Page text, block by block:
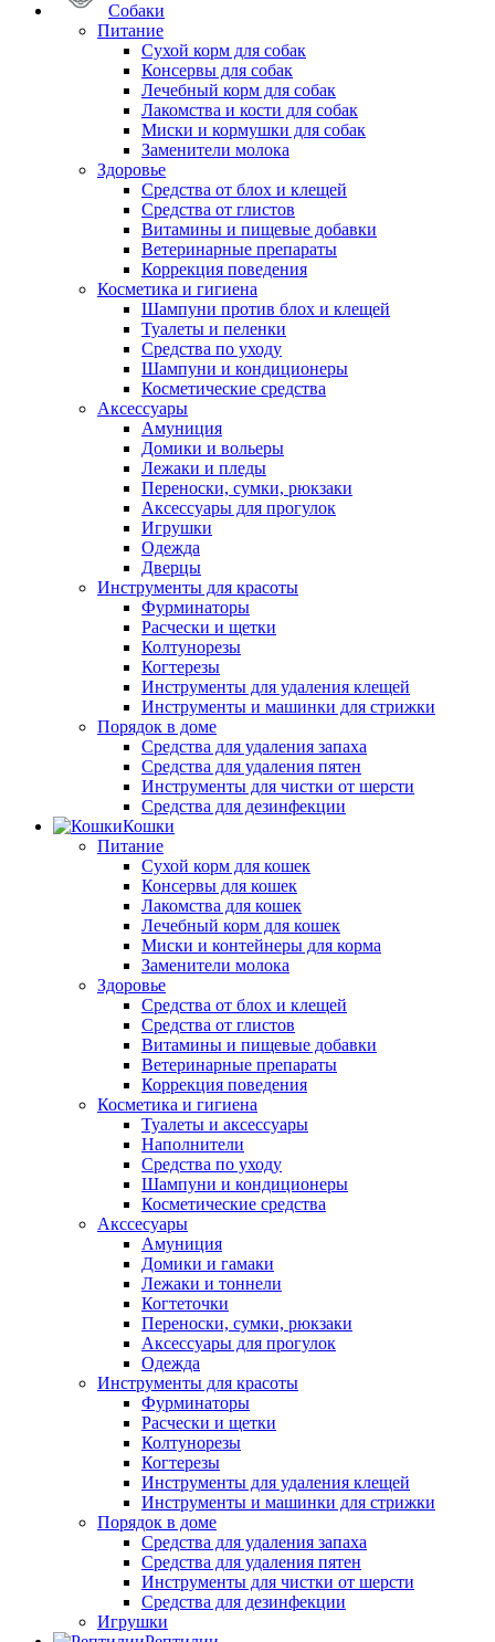
Собаки
Питание
Сухой корм для собак
Консервы для собак
Лечебный корм для собак
Лакомства и кости для собак
Миски и кормушки для собак
Заменители молока
Здоровье
Средства от блох и клещей
Средства от глистов
Витамины и пищевые добавки
Ветеринарные препараты
Коррекция поведения
Косметика и гигиена
Шампуни против блох и клещей
Туалеты и пеленки
Средства по уходу
Шампуни и кондиционеры
Косметические средства
Аксессуары
Амуниция
Домики и вольеры
Лежаки и пледы
Переноски, сумки, рюкзаки
Аксессуары для прогулок
Игрушки
Одежда
Дверцы
Инструменты для красоты
Фурминаторы
Расчески и щетки
Колтунорезы
Когтерезы
Инструменты для удаления клещей
Инструменты и машинки для стрижки
Порядок в доме
Средства для удаления запаха
Средства для удаления пятен
Инструменты для чистки от шерсти
Средства для дезинфекции
Кошки
Питание
Сухой корм для кошек
Консервы для кошек
Лакомства для кошек
Лечебный корм для кошек
Миски и контейнеры для корма
Заменители молока
Здоровье
Средства от блох и клещей
Средства от глистов
Витамины и пищевые добавки
Ветеринарные препараты
Коррекция поведения
Косметика и гигиена
Туалеты и аксессуары
Наполнители
Средства по уходу
Шампуни и кондиционеры
Косметические средства
Акссесуары
Амуниция
Домики и гамаки
Лежаки и тоннели
Когтеточки
Переноски, сумки, рюкзаки
Аксессуары для прогулок
Одежда
Инструменты для красоты
Фурминаторы
Расчески и щетки
Колтунорезы
Когтерезы
Инструменты для удаления клещей
Инструменты и машинки для стрижки
Порядок в доме
Средства для удаления запаха
Средства для удаления пятен
Инструменты для чистки от шерсти
Средства для дезинфекции
Игрушки